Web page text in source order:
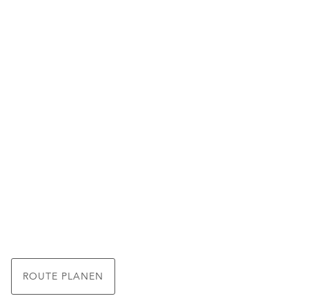
ROUTE PLANEN